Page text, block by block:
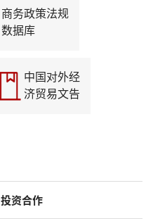
商务政策法规
数据库
中国对外经
济贸易文告
投资合作